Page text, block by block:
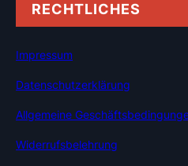
RECHTLICHES
Impressum
Datenschutzerklärung
Allgemeine
Widerrufsbelehrung